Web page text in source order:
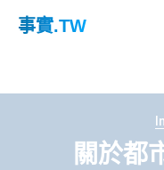
事實.TW
關於都